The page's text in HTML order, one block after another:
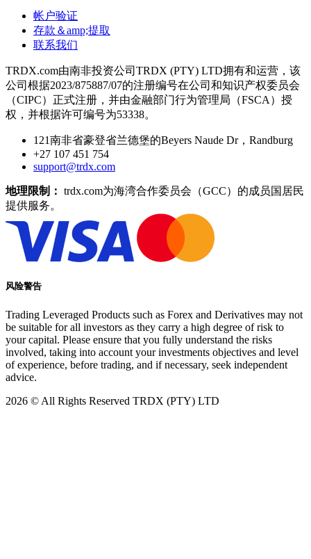
帐户验证
存款＆amp;提取
联系我们
TRDX.com由南非投资公司TRDX (PTY) LTD拥有和运营，该
公司根据2023/875887/07的注册编号在公司和知识产权委员会
（CIPC）正式注册，并由金融部门行为管理局（FSCA）授
权，并根据许可编号为53338。
121南非省豪登省兰德堡的Beyers Naude Dr，Randburg
+27 107 451 754
support@trdx.com
地理限制： trdx.com为海湾合作委员会（GCC）的成员国居民
提供服务。
风险警告
Trading Leveraged Products such as Forex and Derivatives may not
be suitable for all investors as they carry a high degree of risk to
your capital. Please ensure that you fully understand the risks
involved, taking into account your investments objectives and level
of experience, before trading, and if necessary, seek independent
advice.
2026 © All Rights Reserved TRDX (PTY) LTD